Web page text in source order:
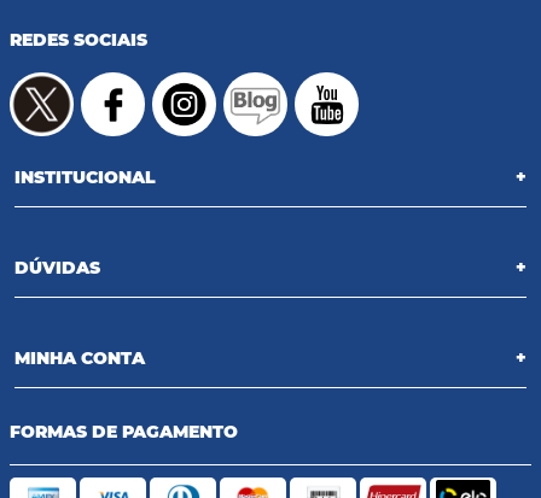
REDES SOCIAIS
INSTITUCIONAL +
DÚVIDAS +
MINHA CONTA +
FORMAS DE PAGAMENTO